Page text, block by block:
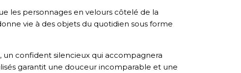
les personnages en velours côtelé de la
vie à des objets du quotidien sous forme
confident silencieux qui accompagnera
garantit une douceur incomparable et une